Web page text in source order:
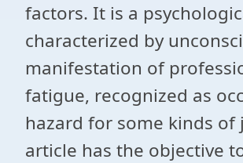
factors. It is a
characterized by
manifestation of
fatigue, recognized as
hazard for some kinds of
article has the objective